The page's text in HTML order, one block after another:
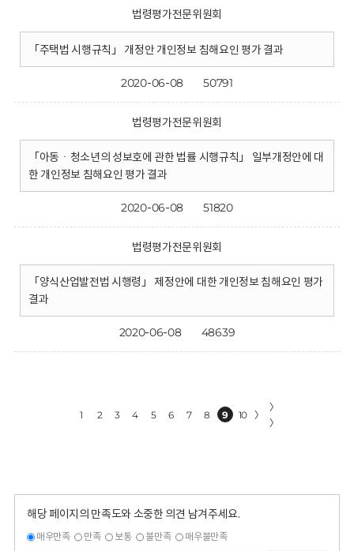
법령평가전문위원회
「주택법 시행규칙」 개정안 개인정보 침해요인 평가 결과
2020-06-08 50791
법령평가전문위원회
「아동ㆍ청소년의 성보호에 관한 법률 시행규칙」 일부개정안에 대
한 개인정보 침해요인 평가 결과
2020-06-08 51820
법령평가전문위원회
「양식산업발전법 시행령」 제정안에 대한 개인정보 침해요인 평가
결과
2020-06-08 48639
1 2 3 4 5 6 7 8 9 10 〉
〉
〉
해당 페이지의 만족도와 소중한 의견 남겨주세요.
매우만족 만족 보통 불만족 매우불만족